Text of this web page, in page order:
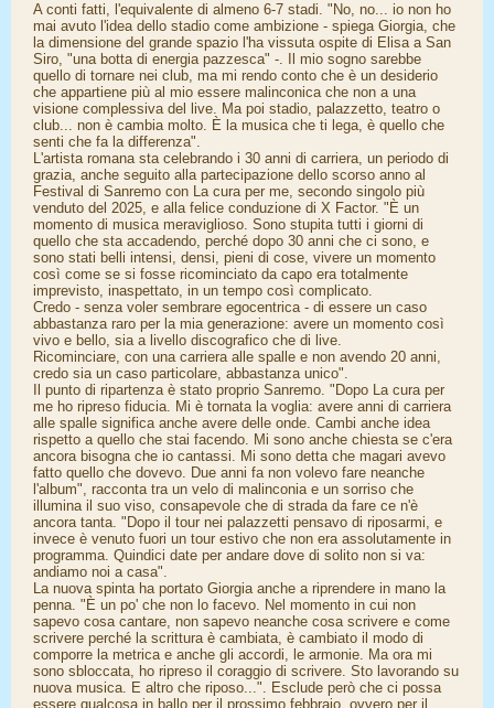
A conti fatti, l'equivalente di almeno 6-7 stadi. "No, no... io non ho
mai avuto l'idea dello stadio come ambizione - spiega Giorgia, che
la dimensione del grande spazio l'ha vissuta ospite di Elisa a San
Siro, "una botta di energia pazzesca" -. Il mio sogno sarebbe
quello di tornare nei club, ma mi rendo conto che è un desiderio
che appartiene più al mio essere malinconica che non a una
visione complessiva del live. Ma poi stadio, palazzetto, teatro o
club... non è cambia molto. È la musica che ti lega, è quello che
senti che fa la differenza".
L'artista romana sta celebrando i 30 anni di carriera, un periodo di
grazia, anche seguito alla partecipazione dello scorso anno al
Festival di Sanremo con La cura per me, secondo singolo più
venduto del 2025, e alla felice conduzione di X Factor. "È un
momento di musica meraviglioso. Sono stupita tutti i giorni di
quello che sta accadendo, perché dopo 30 anni che ci sono, e
sono stati belli intensi, densi, pieni di cose, vivere un momento
così come se si fosse ricominciato da capo era totalmente
imprevisto, inaspettato, in un tempo così complicato.
Credo - senza voler sembrare egocentrica - di essere un caso
abbastanza raro per la mia generazione: avere un momento così
vivo e bello, sia a livello discografico che di live.
Ricominciare, con una carriera alle spalle e non avendo 20 anni,
credo sia un caso particolare, abbastanza unico".
Il punto di ripartenza è stato proprio Sanremo. "Dopo La cura per
me ho ripreso fiducia. Mi è tornata la voglia: avere anni di carriera
alle spalle significa anche avere delle onde. Cambi anche idea
rispetto a quello che stai facendo. Mi sono anche chiesta se c'era
ancora bisogna che io cantassi. Mi sono detta che magari avevo
fatto quello che dovevo. Due anni fa non volevo fare neanche
l'album", racconta tra un velo di malinconia e un sorriso che
illumina il suo viso, consapevole che di strada da fare ce n'è
ancora tanta. "Dopo il tour nei palazzetti pensavo di riposarmi, e
invece è venuto fuori un tour estivo che non era assolutamente in
programma. Quindici date per andare dove di solito non si va:
andiamo noi a casa".
La nuova spinta ha portato Giorgia anche a riprendere in mano la
penna. "È un po' che non lo facevo. Nel momento in cui non
sapevo cosa cantare, non sapevo neanche cosa scrivere e come
scrivere perché la scrittura è cambiata, è cambiato il modo di
comporre la metrica e anche gli accordi, le armonie. Ma ora mi
sono sbloccata, ho ripreso il coraggio di scrivere. Sto lavorando su
nuova musica. E altro che riposo...". Esclude però che ci possa
essere qualcosa in ballo per il prossimo febbraio, ovvero per il